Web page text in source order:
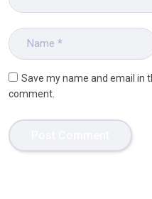
Save my name and email in
comment.